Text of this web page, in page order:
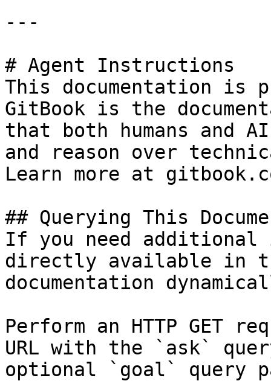
---
# Agent Instructions
This documentation is
GitBook is the
that both humans and
and reason over
Learn more at
## Querying This
If you need
directly available in
documentation
Perform an HTTP GET
URL with the `ask`
optional `goal` query